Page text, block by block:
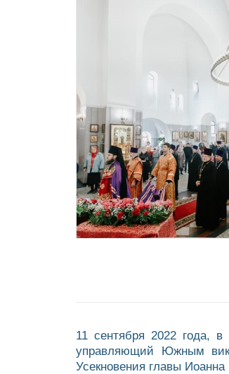
11 сентября 2022 года,
управляющий Южным
Усекновения главы